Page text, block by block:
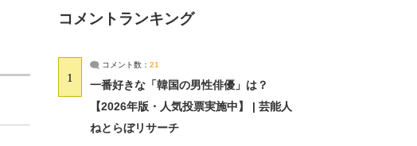
コメントランキング
1
コメント数： 21
一番好きな「韓国の男性俳優」は？
【2026年版・人気投票実施中】 | 芸能人
ねとらぼリサーチ